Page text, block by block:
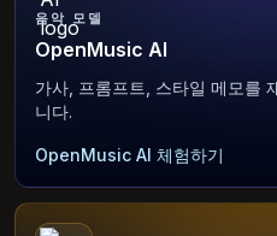
음악 모델
OpenMusic AI
가사, 프롬프트, 스타일 메모를
니다.
OpenMusic AI 체험하기